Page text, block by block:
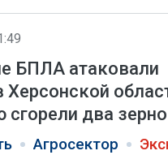
БПЛА атаковали
Херсонской
сгорели два
Агросектор